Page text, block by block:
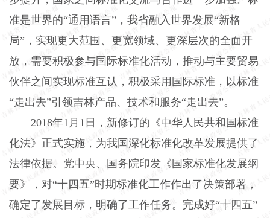
准是世界的“通用语言”，我省融入世界发展“新格
局”，实现更大范围、更宽领域、更深层次的全面开
放，需要积极参与国际标准化活动，推动与主要贸易
伙伴之间实现标准互认，积极采用国际标准，以标准
“走出去”引领吉林产品、技术和服务“走出去”。
2018年1月1日，新修订的《中华人民共和国标准
化法》正式实施，为我国深化标准化改革发展提供了
法律依据。党中央、国务院印发《国家标准化发展纲
要》，对“十四五”时期标准化工作作出了决策部署，
确定了发展目标，明确了工作任务。完成好“十四五”